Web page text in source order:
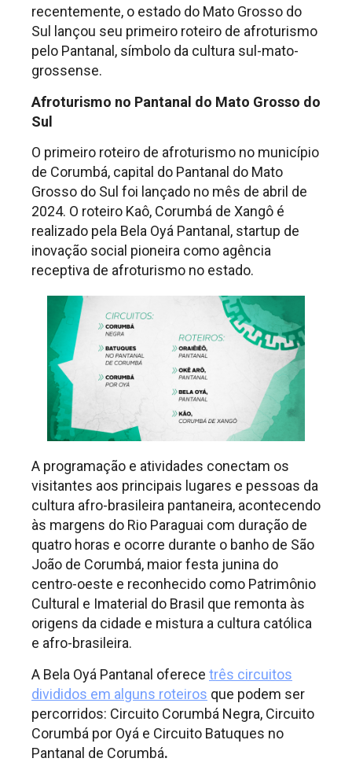
recentemente, o estado do Mato Grosso do
Sul lançou seu primeiro roteiro de afroturismo
pelo Pantanal, símbolo da cultura sul-mato-
grossense.
Afroturismo no Pantanal do Mato Grosso do
Sul
O primeiro roteiro de afroturismo no município
de Corumbá, capital do Pantanal do Mato
Grosso do Sul foi lançado no mês de abril de
2024. O roteiro Kaô, Corumbá de Xangô é
realizado pela Bela Oyá Pantanal, startup de
inovação social pioneira como agência
receptiva de afroturismo no estado.
A programação e atividades conectam os
visitantes aos principais lugares e pessoas da
cultura afro-brasileira pantaneira, acontecendo
às margens do Rio Paraguai com duração de
quatro horas e ocorre durante o banho de São
João de Corumbá, maior festa junina do
centro-oeste e reconhecido como Patrimônio
Cultural e Imaterial do Brasil que remonta às
origens da cidade e mistura a cultura católica
e afro-brasileira.
A Bela Oyá Pantanal oferece três circuitos
divididos em alguns roteiros que podem ser
percorridos: Circuito Corumbá Negra, Circuito
Corumbá por Oyá e Circuito Batuques no
Pantanal de Corumbá.